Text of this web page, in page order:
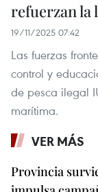
refuerzan la
19/11/2025 07:42
Las fuerzas
control y
de pesca ilegal
marítima.
VER MÁS
Provincia